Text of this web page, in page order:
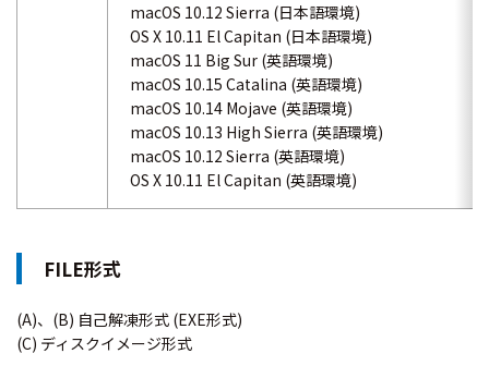
macOS 10.12 Sierra (日本語環境)
OS X 10.11 El Capitan (日本語環境)
macOS 11 Big Sur (英語環境)
macOS 10.15 Catalina (英語環境)
macOS 10.14 Mojave (英語環境)
macOS 10.13 High Sierra (英語環境)
macOS 10.12 Sierra (英語環境)
OS X 10.11 El Capitan (英語環境)
FILE形式
(A)、(B) 自己解凍形式 (EXE形式)
(C) ディスクイメージ形式